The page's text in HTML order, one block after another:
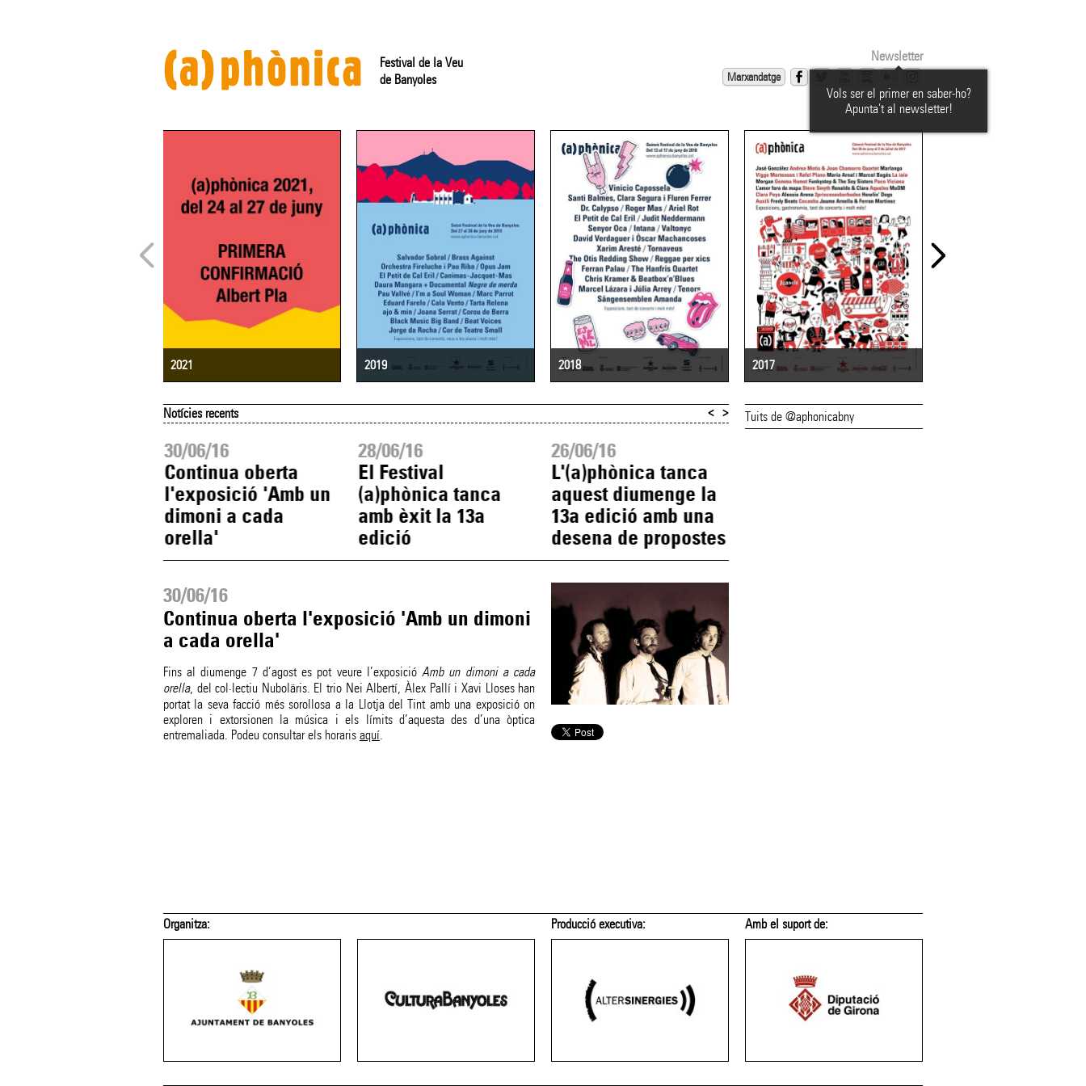
Festival de la Veu
de Banyoles
Newsletter
Marxandatge
Vols ser el primer en saber-ho?
Apunta't al newsletter!
2021 2019 2018 2017
Notícies recents
30/06/16
Continua oberta
l'exposició 'Amb un
dimoni a cada
orella'
28/06/16
El Festival
(a)phònica tanca
amb èxit la 13a
edició
26/06/16
L'(a)phònica tanca
aquest diumenge la
13a edició amb una
desena de propostes
< >
30/06/16
Continua oberta l'exposició 'Amb un dimoni
a cada orella'
Fins al diumenge 7 d’agost es pot veure l’exposicióAmb un dimoni a cada
orella, del col·lectiu Nuboläris. El trio Nei Albertí, Àlex Pallí i Xavi Lloses han
portat la seva facció més sorollosa a la Llotja del Tint amb una exposició on
exploren i extorsionen la música i els límits d’aquesta des d’una òptica
entremaliada. Podeu consultar els horaris aquí.
Tuits de @aphonicabny
Amb el suport de: Membre de: